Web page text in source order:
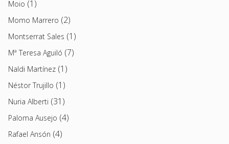
Moio (1)
Momo Marrero (2)
Montserrat Sales (1)
Mª Teresa Aguiló (7)
Naldi Martínez (1)
Néstor Trujillo (1)
Nuria Alberti (31)
Paloma Ausejo (4)
Rafael Ansón (4)